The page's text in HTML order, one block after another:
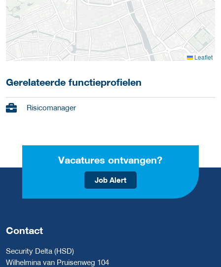
Leaflet
Gerelateerde functieprofielen
Risicomanager
Vacatures ontvangen?
Job Alert
Contact
Security Delta (HSD)
Wilhelmina van Pruisenweg 104